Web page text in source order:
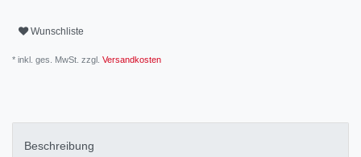
Wunschliste
* inkl. ges. MwSt. zzgl. Versandkosten
Beschreibung